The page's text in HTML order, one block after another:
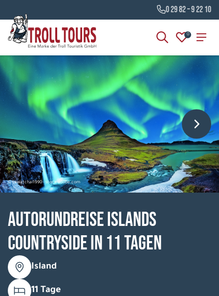
0 29 82 – 9 22 10
0
© tawatchai1990 - stock.adobe.com
Autorundreise Islands
Countryside in 11 Tagen
Island
11 Tage